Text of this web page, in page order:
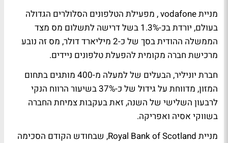
מניית vodafone , מפעילת הטלפונים הסלולרים הגדולה
בעולם, יורדת בכ-1.3% בשל דרישה לתשלום מס מצד
הממשלה ההודית בסך של כ-2 מיליארד דולר, מס זה נובע
מרכישת חברה מקומית להפעלת טלפונים ניידים.
חברת יוניליר, הבעלים של למעלה מ-400 מותגים בתחום
המזון, מדווחת על גידול של כ-37% בשיעור הרווח הנקי
לרבעון השלישי של השנה, זאת בעקבות צמיחת החברה
בשווקי אסיה ואפריקה.
מניית Royal Bank of Scotland, שבחודש הקודם הסכימה